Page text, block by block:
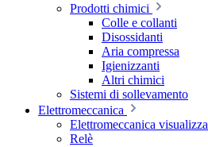
Prodotti chimici
Colle e collanti
Disossidanti
Aria compressa
Igienizzanti
Altri chimici
Sistemi di sollevamento
Elettromeccanica
Elettromeccanica visualizza
Relè